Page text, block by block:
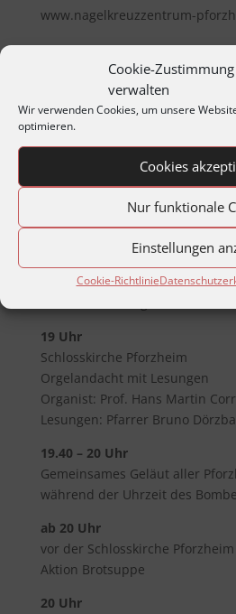
Cookie-Zustimmung
verwalten
Wir verwenden Cookies, um unsere
optimieren.
Cookies
Nur funktionale
Einstellungen
Cookie-Richtlinie
www.nagelkreuzzentrum-
* * *
Dienstag, 23. Februar 2010,
16 Uhr
Auf dem Hauptfriedhof am
Offizielle Gedenkfeier der Stadt
Oberbürgermeister Gerd Hager,
Pfarrer Bruno Dörzbacher und
Musikalische Umrahmung:
Stadttheater
19 Uhr
Schlosskirche Pforzheim
Orgelandacht mit Lesungen
Organist: Prof. Hans Martin
Lesungen: Pfarrer Bruno
19.40 – 20 Uhr
Gemeinsames Geläut aller
während der Uhrzeit des
ab 20 Uhr
vor der Schlosskirche Pforzheim
Aktion Brotsuppe
20 Uhr